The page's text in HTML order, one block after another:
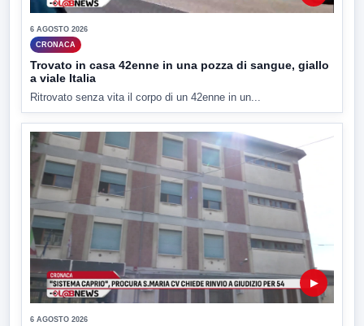
6 AGOSTO 2026
CRONACA
Trovato in casa 42enne in una pozza di sangue, giallo
a viale Italia
Ritrovato senza vita il corpo di un 42enne in un...
▶
6 AGOSTO 2026